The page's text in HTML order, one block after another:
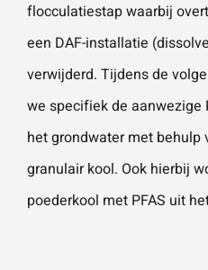
flocculatiestap waarbij
een DAF-installatie
verwijderd. Tijdens de
we specifiek de aanwezige
het grondwater met behulp
granulair kool. Ook hierbij
poederkool met PFAS uit